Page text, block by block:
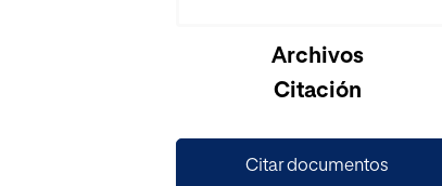
Archivos
Citación
Citar documentos